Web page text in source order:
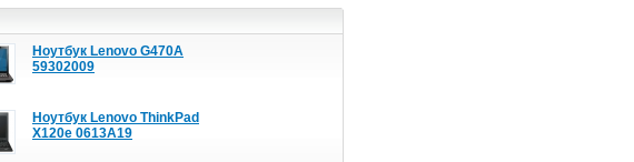
Ноутбук Lenovo G470A
59302009
Ноутбук Lenovo ThinkPad
X120e 0613A19